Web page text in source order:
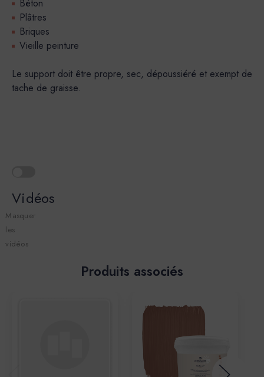
Béton
Plâtres
Briques
Vieille peinture
Le support doit être propre, sec, dépoussiéré et exempt de
tache de graisse.
Vidéos
Masquer
les
vidéos
Produits associés